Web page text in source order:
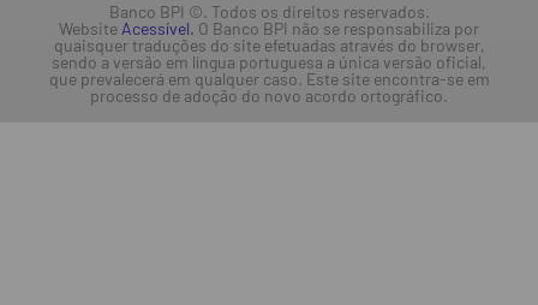
Banco BPI ©. Todos os direitos reservados.
Website Acessível. O Banco BPI não se responsabiliza por
quaisquer traduções do site efetuadas através do browser,
sendo a versão em língua portuguesa a única versão oficial,
que prevalecerá em qualquer caso. Este site encontra-se em
processo de adoção do novo acordo ortográfico.